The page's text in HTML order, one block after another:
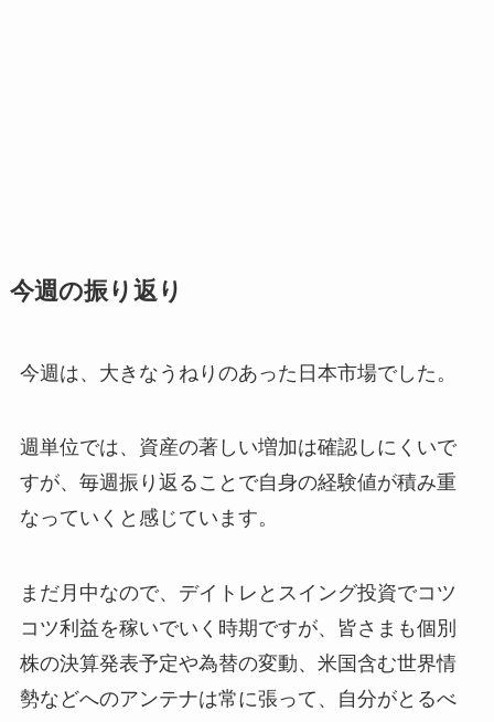
今週の振り返り
今週は、大きなうねりのあった日本市場でした。
週単位では、資産の著しい増加は確認しにくいで
すが、毎週振り返ることで自身の経験値が積み重
なっていくと感じています。
まだ月中なので、デイトレとスイング投資でコツ
コツ利益を稼いでいく時期ですが、皆さまも個別
株の決算発表予定や為替の変動、米国含む世界情
勢などへのアンテナは常に張って、自分がとるべ